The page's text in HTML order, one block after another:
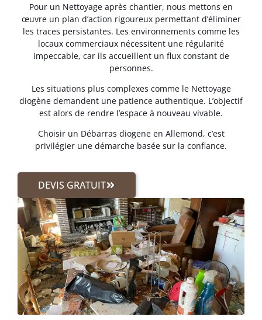
Pour un Nettoyage après chantier, nous mettons en
œuvre un plan d’action rigoureux permettant d’éliminer
les traces persistantes. Les environnements comme les
locaux commerciaux nécessitent une régularité
impeccable, car ils accueillent un flux constant de
personnes.
Les situations plus complexes comme le Nettoyage
diogène demandent une patience authentique. L’objectif
est alors de rendre l’espace à nouveau vivable.
Choisir un Débarras diogene en Allemond, c’est
privilégier une démarche basée sur la confiance.
DEVIS GRATUIT